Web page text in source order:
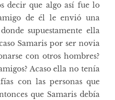
decir que algo así fue lo
de él le envió una
supuestamente ella
Samaris por ser novia
con otros hombres?
Acaso ella no tenía
con las personas que
que Samaris debía